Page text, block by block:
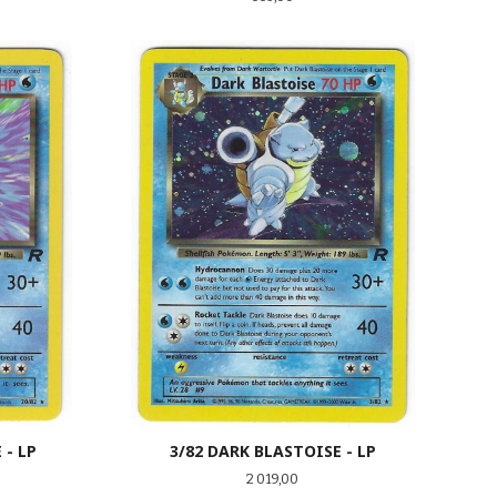
LES MER
- LP 3/82 DARK BLASTOISE - LP
Pris
2 019,00